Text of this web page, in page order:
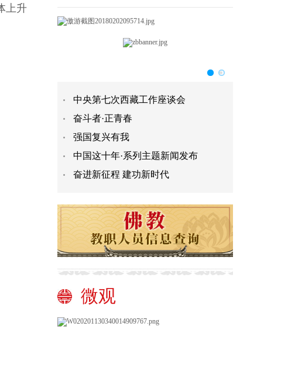
上升
中央第七次西藏工作座谈会
奋斗者·正青春
强国复兴有我
中国这十年·系列主题新闻发布
奋进新征程 建功新时代
微观